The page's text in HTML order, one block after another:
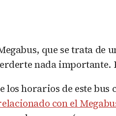
que se trata
nada importante.
horarios de este bus
con el